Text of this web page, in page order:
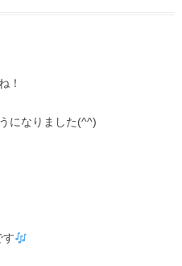
！
になりました(^^)
す